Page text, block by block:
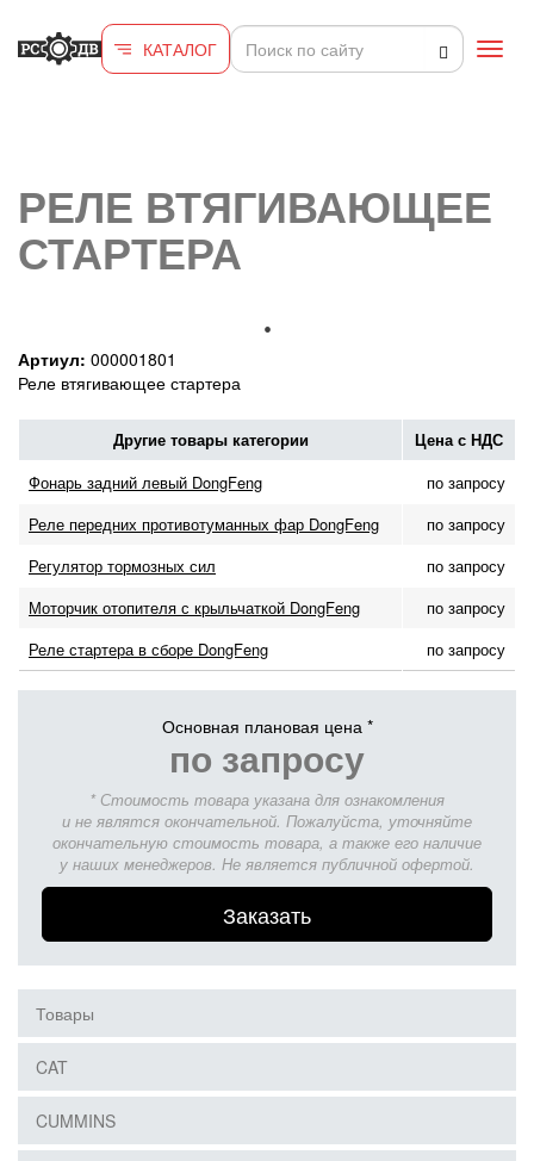
КАТАЛОГ
РЕЛЕ ВТЯГИВАЮЩЕЕ
СТАРТЕРА
Артиул: 000001801
Реле втягивающее стартера
Другие товары категории Цена с НДС
Фонарь задний левый DongFeng
по запросу
Реле передних противотуманных фар DongFeng
по запросу
Регулятор тормозных сил
по запросу
Моторчик отопителя с крыльчаткой DongFeng
по запросу
Реле стартера в сборе DongFeng
по запросу
Основная плановая цена *
по запросу
* Стоимость товара указана для ознакомления
и не являтся окончательной. Пожалуйста, уточняйте
окончательную стоимость товара, а также его наличие
у наших менеджеров. Не является публичной офертой.
Заказать
Товары
CAT
CUMMINS